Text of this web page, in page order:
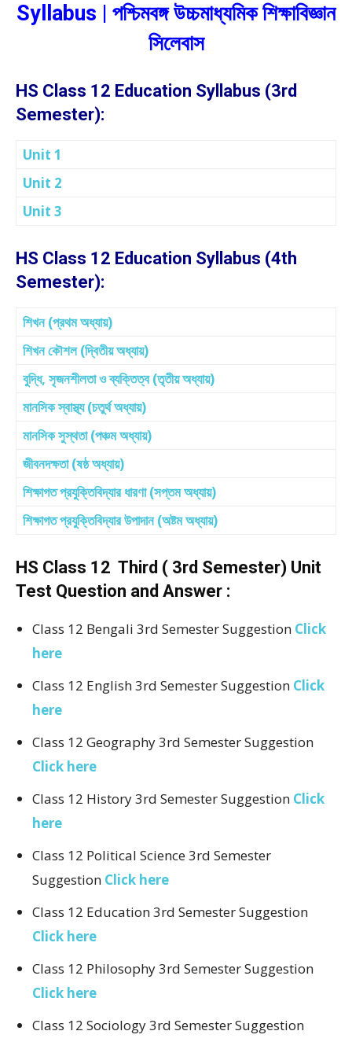
Syllabus | পশ্চিমবঙ্গ উচ্চমাধ্যমিক শিক্ষাবিজ্ঞান
সিলেবাস
HS Class 12 Education Syllabus (3rd
Semester):
Unit 1
Unit 2
Unit 3
HS Class 12 Education Syllabus (4th
Semester):
শিখন (প্রথম অধ্যায়)
শিখন কৌশল (দ্বিতীয় অধ্যায়)
বুদ্ধি, সৃজনশীলতা ও ব্যক্তিত্ব (তৃতীয় অধ্যায়)
মানসিক স্বাস্থ্য (চতুর্থ অধ্যায়)
মানসিক সুস্থতা (পঞ্চম অধ্যায়)
জীবনদক্ষতা (ষষ্ঠ অধ্যায়)
শিক্ষাগত প্রযুক্তিবিদ্যার ধারণা (সপ্তম অধ্যায়)
শিক্ষাগত প্রযুক্তিবিদ্যার উপাদান (অষ্টম অধ্যায়)
HS Class 12 Third ( 3rd Semester) Unit
Test Question and Answer :
Class 12 Bengali 3rd Semester Suggestion Click
here
Class 12 English 3rd Semester Suggestion Click
here
Class 12 Geography 3rd Semester Suggestion
Click here
Class 12 History 3rd Semester Suggestion Click
here
Class 12 Political Science 3rd Semester
Suggestion Click here
Class 12 Education 3rd Semester Suggestion
Click here
Class 12 Philosophy 3rd Semester Suggestion
Click here
Class 12 Sociology 3rd Semester Suggestion